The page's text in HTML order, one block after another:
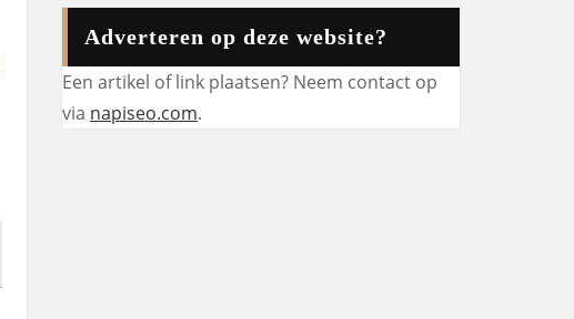
Adverteren op deze website?
Een artikel of link plaatsen? Neem contact op
via napiseo.com.